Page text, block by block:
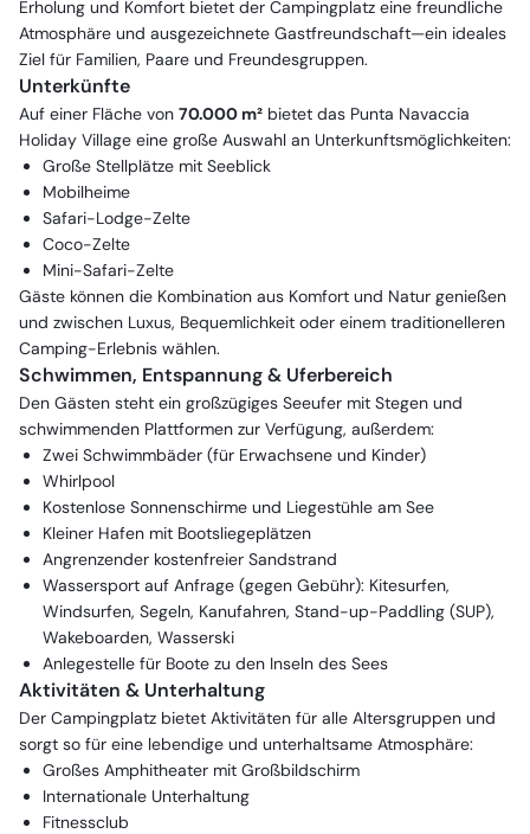
Erholung und Komfort bietet der Campingplatz eine freundliche
Atmosphäre und ausgezeichnete Gastfreundschaft—ein ideales
Ziel für Familien, Paare und Freundesgruppen.
Unterkünfte
Auf einer Fläche von 70.000 m² bietet das Punta Navaccia
Holiday Village eine große Auswahl an Unterkunftsmöglichkeiten:
Große Stellplätze mit Seeblick
Mobilheime
Safari-Lodge-Zelte
Coco-Zelte
Mini-Safari-Zelte
Gäste können die Kombination aus Komfort und Natur genießen
und zwischen Luxus, Bequemlichkeit oder einem traditionelleren
Camping-Erlebnis wählen.
Schwimmen, Entspannung & Uferbereich
Den Gästen steht ein großzügiges Seeufer mit Stegen und
schwimmenden Plattformen zur Verfügung, außerdem:
Zwei Schwimmbäder (für Erwachsene und Kinder)
Whirlpool
Kostenlose Sonnenschirme und Liegestühle am See
Kleiner Hafen mit Bootsliegeplätzen
Angrenzender kostenfreier Sandstrand
Wassersport auf Anfrage (gegen Gebühr): Kitesurfen,
Windsurfen, Segeln, Kanufahren, Stand-up-Paddling (SUP),
Wakeboarden, Wasserski
Anlegestelle für Boote zu den Inseln des Sees
Aktivitäten & Unterhaltung
Der Campingplatz bietet Aktivitäten für alle Altersgruppen und
sorgt so für eine lebendige und unterhaltsame Atmosphäre:
Großes Amphitheater mit Großbildschirm
Internationale Unterhaltung
Fitnessclub